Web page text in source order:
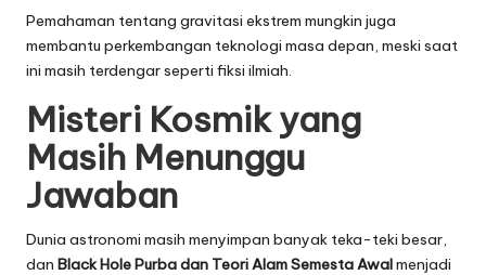
Pemahaman tentang gravitasi ekstrem mungkin juga
membantu perkembangan teknologi masa depan, meski saat
ini masih terdengar seperti fiksi ilmiah.
Misteri Kosmik yang
Masih Menunggu
Jawaban
Dunia astronomi masih menyimpan banyak teka-teki besar,
dan Black Hole Purba dan Teori Alam Semesta Awalmenjadi